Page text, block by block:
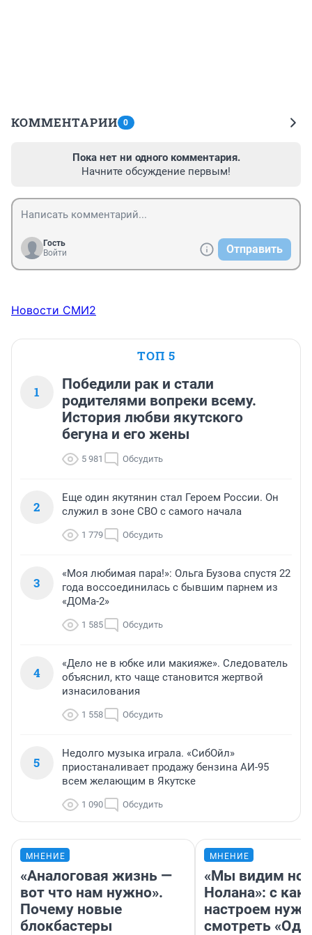
КОММЕНТАРИИ 0
Пока нет ни одного комментария.
Начните обсуждение первым!
Гость
Войти
Отправить
Новости СМИ2
ТОП 5
1
Победили рак и стали
родителями вопреки всему.
История любви якутского
бегуна и его жены
5 981 Обсудить
2
Еще один якутянин стал Героем России. Он
служил в зоне СВО с самого начала
1 779 Обсудить
3
«Моя любимая пара!»: Ольга Бузова спустя 22
года воссоединилась с бывшим парнем из
«ДОМа-2»
1 585 Обсудить
4
«Дело не в юбке или макияже». Следователь
объяснил, кто чаще становится жертвой
изнасилования
1 558 Обсудить
5
Недолго музыка играла. «СибОйл»
приостаналивает продажу бензина АИ-95
всем желающим в Якутске
1 090 Обсудить
МНЕНИЕ
«Аналоговая жизнь —
вот что нам нужно».
Почему новые
блокбастеры
МНЕНИЕ
«Мы видим
Нолана»: с
настроем
смотреть